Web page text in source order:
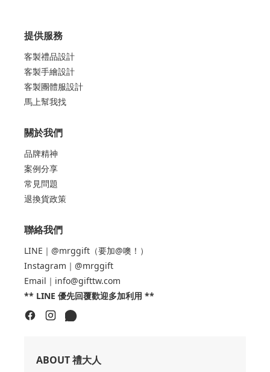
提供服務
客製禮品設計
客製手繪設計
客製團體服設計
馬上幫我找
關於我們
品牌精神
案例分享
常見問題
退換貨政策
聯絡我們
LINE｜@mrggift（要加@噢！）
Instagram｜@mrggift
Email｜info@gifttw.com
** LINE 優先回覆歡迎多加利用 **
ABOUT 禮大人